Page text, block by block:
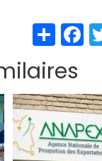
S
h
ar
e o
o
k